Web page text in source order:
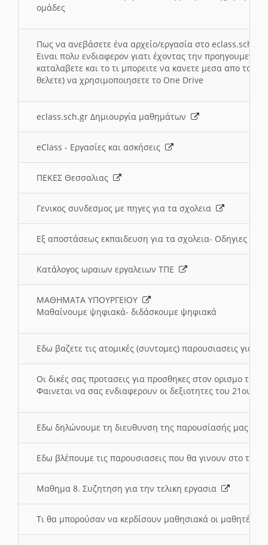
ομάδες
Πως να ανεβάσετε ένα αρχείο/εργασία στο eclass.sch.gr
Ειναι πολυ ενδιαφερον γιατι έχοντας την
καταλαβετε και το τι μπορειτε να κανετε μεσα απο το
θελετε) να χρησιμοποιησετε το One Drive
eclass.sch.gr Δημιουργία μαθημάτων
eClass - Εργασίες και ασκήσεις
ΠΕΚΕΣ Θεσσαλιας
Γενικος συνδεσμος με πηγες για τα σχολεια
Εξ αποστάσεως εκπαιδευση για τα σχολεια- Οδηγιες
Κατάλογος ωραιων εργαλειων ΤΠΕ
ΜΑΘΗΜΑΤΑ ΥΠΟΥΡΓΕΙΟΥ
Μαθαίνουμε ψηφιακά- διδάσκουμε ψηφιακά
Εδω βαζετε τις ατομικές (συντομες) παρουσιασεις για
Οι δικές σας προτασεις για προσθηκες στον ορισμο
Φαινεται να σας ενδιαφερουν οι δεξιοτητες του 21ου
Εδω δηλώνουμε τη διευθυνση της παρουσίασής μας
Εδω βλέπουμε τις παρουσιασεις που θα γινουν στο
Μαθημα 8. Συζητηση για την τελικη εργασια
Τι θα μπορούσαν να κερδίσουν μαθησιακά οι μαθητές/